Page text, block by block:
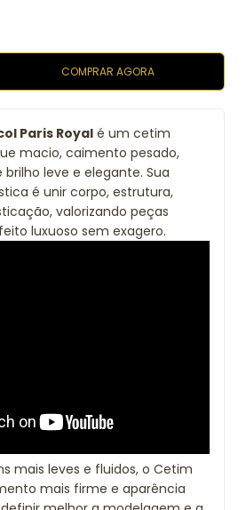
Paris Royalé um cetim
macio, caimento pesado,
leve e elegante. Sua
é unir corpo, estrutura,
valorizando peças
luxuoso sem exagero.
mais leves e fluidos, o Cetim
mais firme e aparência